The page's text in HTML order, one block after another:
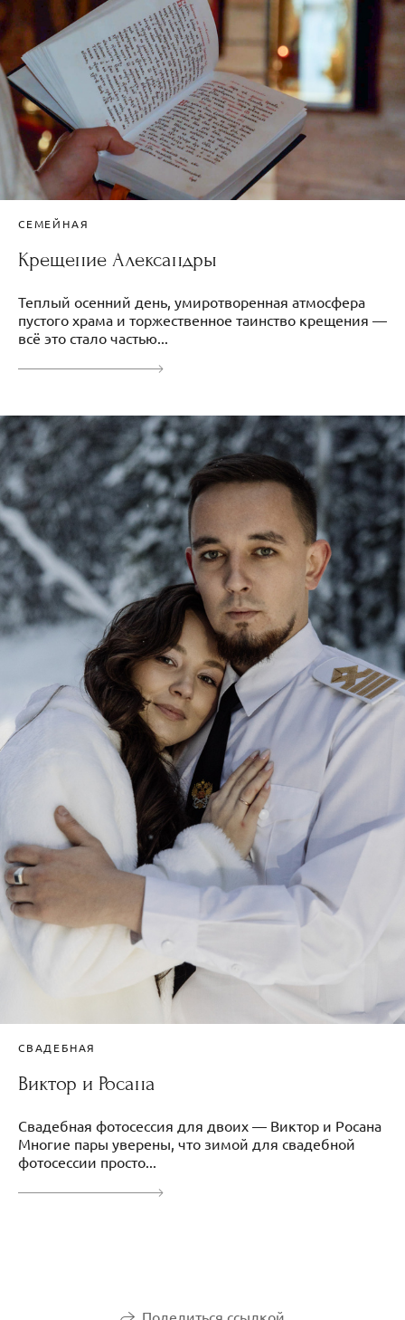
СЕМЕЙНАЯ
Крещение Александры
Теплый осенний день, умиротворенная атмосфера
пустого храма и торжественное таинство крещения —
всё это стало частью...
СВАДЕБНАЯ
Виктор и Росана
Свадебная фотосессия для двоих — Виктор и Росана
Многие пары уверены, что зимой для свадебной
фотосессии просто...
Поделиться ссылкой